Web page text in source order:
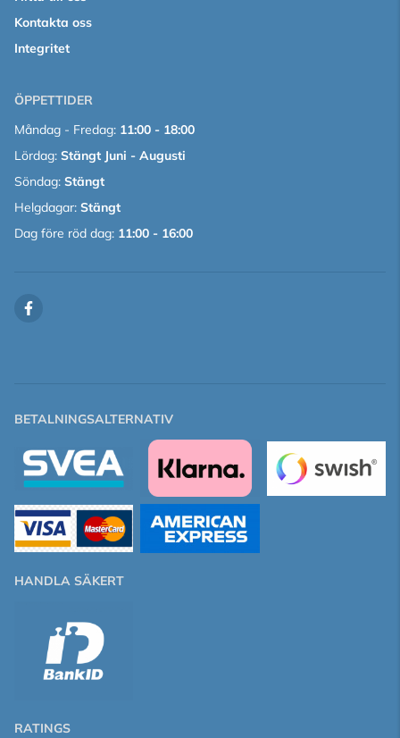
Kontakta oss
Integritet
ÖPPETTIDER
Måndag - Fredag: 11:00 - 18:00
Lördag: Stängt Juni - Augusti
Söndag: Stängt
Helgdagar: Stängt
Dag före röd dag: 11:00 - 16:00
BETALNINGSALTERNATIV
HANDLA SÄKERT
RATINGS